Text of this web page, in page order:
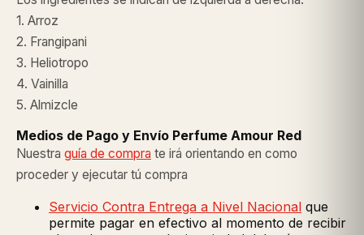
1. Arroz
2. Frangipani
3. Heliotropo
4. Vainilla
5. Almizcle
Medios de Pago y Envío Perfume Amour Red
Nuestra guía de compra te irá orientando en como
proceder y ejecutar tú compra
Servicio Contra Entrega a Nivel Nacional que
permite pagar en efectivo al momento de recibir